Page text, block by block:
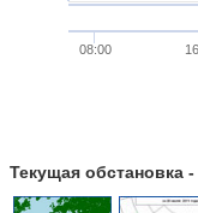
08:00
Текущая обстановка